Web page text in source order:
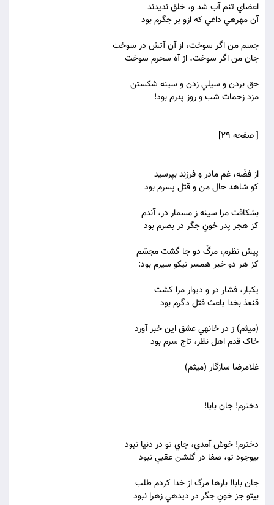
اعضاي تنم آب شد و، خلق نديدند
آن مهره‏ي داغي که ازو بر جگرم بود
جسم من اگر سوخت، از آن آتش در سوخت
جان من اگر سوخت، از آه سحرم سوخت
حق بردن و سيلي زدن و سينه شکستن
مزد زحمات شب و روز پدرم بود!
[ صفحه 29]
از فضّه، غم مادر و فرزند بپرسيد
کو شاهد حال من و قتل پسرم بود
بشکافت مرا سينه ز مسمار در، آندم
کز هجر پدر خونِ جگر در بصرم بود
پيش نظرم، مرگْ دو جا گشت مجسّم
کز هر دو خبر همسر نيکو سيرم بود:
يکبار، فشار در و ديوار مرا کشت
قنفذ بخدا باعث قتل دگرم بود
(ميثم) ز در خانه‏ي عشق اين خبر آورد
خاک قدم اهل نظر، تاج سرم بود
غلامرضا سازگار (ميثم)
دخترم! جان بابا!
دخترم! خوش آمدي، جاي تو در دنيا نبود
بي‏وجود تو، صفا در گلشن عقبي نبود
جان بابا! بارها مرگ از خدا کردم طلب
بيتو جز خونِ جگر در ديده‏ي زهرا نبود